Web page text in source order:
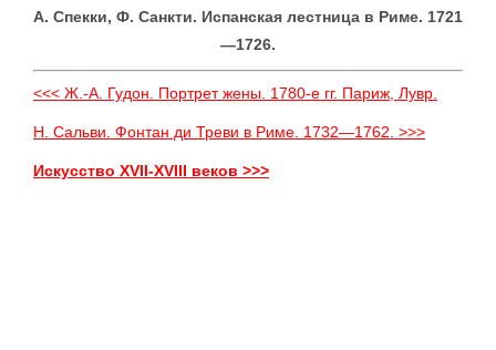
А. Спекки, Ф. Санкти. Испанская лестница в Риме. 1721
—1726.
<<< Ж.-А. Гудон. Портрет жены. 1780-е гг. Париж, Лувр.
Н. Сальви. Фонтан ди Треви в Риме. 1732—1762. >>>
Искусство XVII-XVIII веков >>>